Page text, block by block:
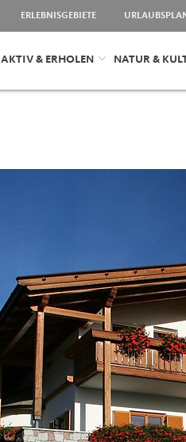
ERLEBNISGEBIETE
AKTIV & ERHOLEN NATUR &